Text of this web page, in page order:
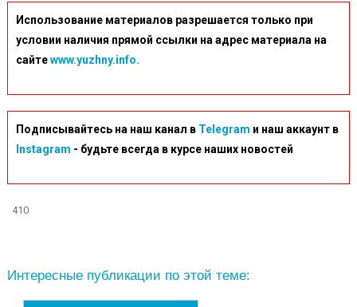
Использование материалов разрешается только при
условии наличия прямой ссылки на адрес материала на
сайтеwww.yuzhny.info.
Подписывайтесь на наш канал в Telegram и наш аккаунт в
Instagram - будьте всегда в курсе наших новостей
410
Интересные публикации по этой теме: